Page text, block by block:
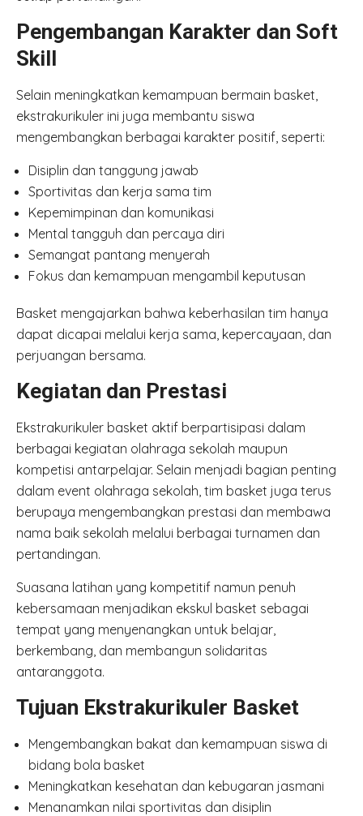
Pengembangan Karakter dan Soft
Skill
Selain meningkatkan kemampuan bermain basket,
ekstrakurikuler ini juga membantu siswa
mengembangkan berbagai karakter positif, seperti:
Disiplin dan tanggung jawab
Sportivitas dan kerja sama tim
Kepemimpinan dan komunikasi
Mental tangguh dan percaya diri
Semangat pantang menyerah
Fokus dan kemampuan mengambil keputusan
Basket mengajarkan bahwa keberhasilan tim hanya
dapat dicapai melalui kerja sama, kepercayaan, dan
perjuangan bersama.
Kegiatan dan Prestasi
Ekstrakurikuler basket aktif berpartisipasi dalam
berbagai kegiatan olahraga sekolah maupun
kompetisi antarpelajar. Selain menjadi bagian penting
dalam event olahraga sekolah, tim basket juga terus
berupaya mengembangkan prestasi dan membawa
nama baik sekolah melalui berbagai turnamen dan
pertandingan.
Suasana latihan yang kompetitif namun penuh
kebersamaan menjadikan ekskul basket sebagai
tempat yang menyenangkan untuk belajar,
berkembang, dan membangun solidaritas
antaranggota.
Tujuan Ekstrakurikuler Basket
Mengembangkan bakat dan kemampuan siswa di
bidang bola basket
Meningkatkan kesehatan dan kebugaran jasmani
Menanamkan nilai sportivitas dan disiplin